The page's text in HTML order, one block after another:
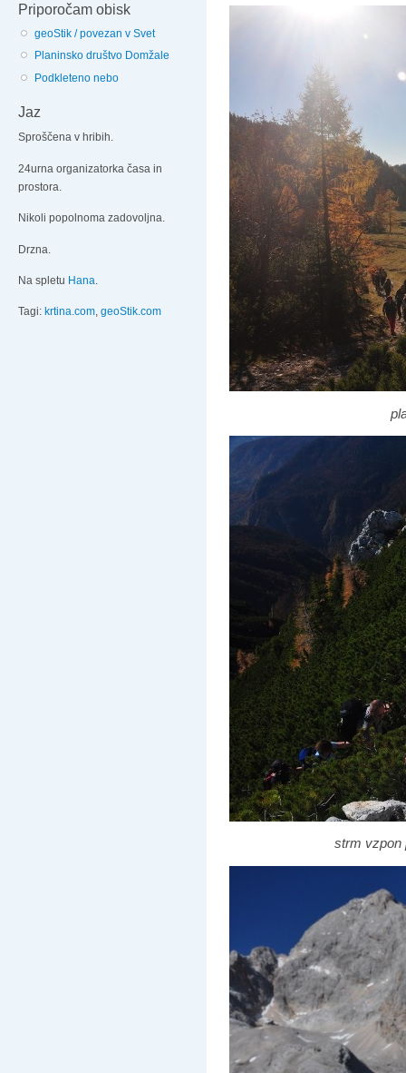
Priporočam obisk
geoStik / povezan v Svet
Planinsko društvo Domžale
Podkleteno nebo
Jaz
Sproščena v hribih.
24urna organizatorka časa in
prostora.
Nikoli popolnoma zadovoljna.
Drzna.
Na spletu Hana.
Tagi: krtina.com, geoStik.com
strm vzpon